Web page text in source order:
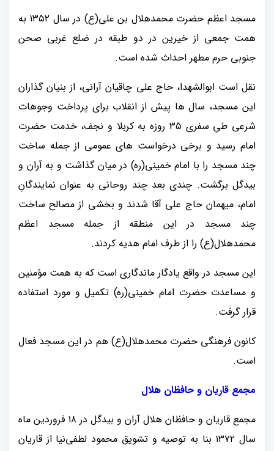
مسجد اعظم حضرت محمدهلال بن علی(ع) در سال ۱۳۵۲ به
همت جمعی از خیرین در دو طبقه در ضلع غربی صحن
جنوبی حرم مطهر احداث شده است.
نقل است ابوالشهدا، حاج علی چاقیان آرانی، از بنیان گذاران
این مسجد، سال ها پیش از انقلاب برای پرداخت وجوهات
شرعی طیِ سفری ۳۵ روزه به کربلا و نجف، خدمت حضرت
امام رسید و برخی درخواست های عمومی از جمله ساخت
چند مسجد را با امام خمینی(ره) در میان گذاشت و به آران و
بیدگل برگشت. چندی بعد چند روحانی به عنوان نمایندگانِ
امام، میهمان حاج علی آقا شدند و بخشی از مصالح ساخت
چند مسجد در این منطقه از جمله مسجد اعظم
محمدهلال(ع) را از طرف امام هدیه کردند.
این مسجد در واقع یادگار ماندگاری است که به همت مؤمنین
و مساعدت حضرت امام خمینی(ره) تکمیل و مورد استفاده
قرار گرفت.
کانون فرهنگی حضرت محمدهلال(ع) هم در این مسجد فعال
است.
مجمع قاریان و حافظان هلال
مجمع قاریان و حافظان هلال آران و بیدگل در ۱۸ فروردین ‌ماه
سال ۱۳۷۲ بنا به توصیه و تشویق محمود لطفی‌نیا از قاریان